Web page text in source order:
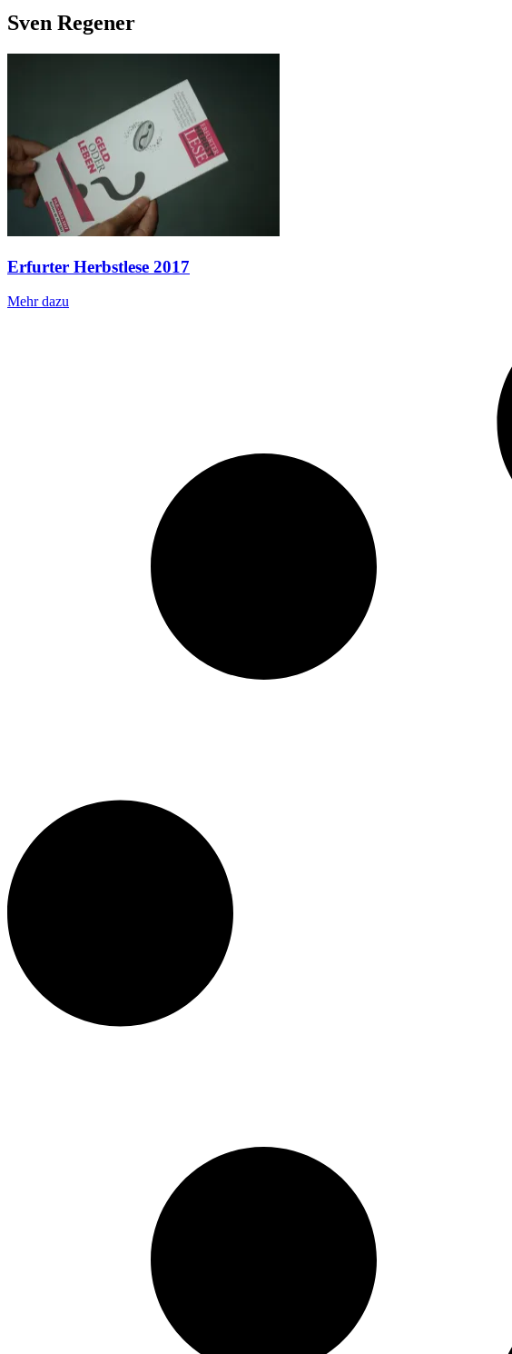
Sven Regener
Erfurter Herbstlese 2017
Mehr dazu